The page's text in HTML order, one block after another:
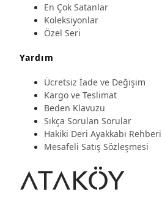
En Çok Satanlar
Koleksiyonlar
Özel Seri
Yardım
Ücretsiz İade ve Değişim
Kargo ve Teslimat
Beden Klavuzu
Sıkça Sorulan Sorular
Hakiki Deri Ayakkabı Rehberi
Mesafeli Satış Sözleşmesi